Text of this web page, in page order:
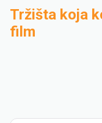
Tržišta koja
film